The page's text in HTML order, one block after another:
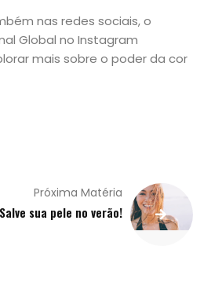
nas redes sociais, o
Global no Instagram
mais sobre o poder da cor
Próxima Matéria
Salve sua pele no verão!